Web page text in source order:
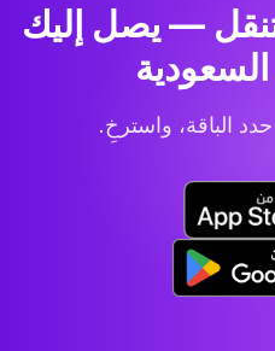
— يصل إليك
الباقة، واسترخِ.